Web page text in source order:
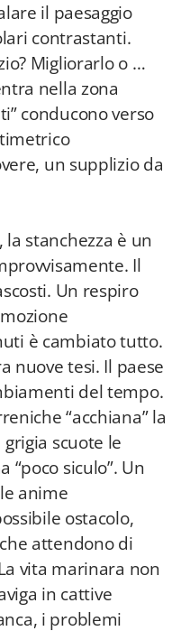
il paesaggio
contrastanti.
Migliorarlo o …
nella zona
conducono verso
un supplizio da
la stanchezza è un
Il
Un respiro
è cambiato tutto.
nuove tesi. Il paese
del tempo.
“acchiana” la
scuote le
“poco siculo”. Un
anime
ostacolo,
attendono di
vita marinara non
in cattive
i problemi